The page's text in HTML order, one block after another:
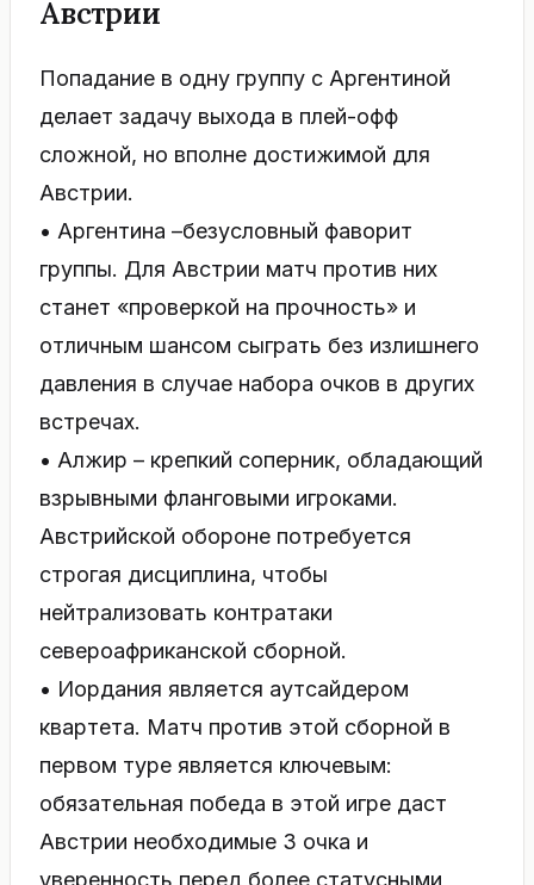
Австрии
Попадание в одну группу с Аргентиной
делает задачу выхода в плей-офф
сложной, но вполне достижимой для
Австрии.
• Аргентина –безусловный фаворит
группы. Для Австрии матч против них
станет «проверкой на прочность» и
отличным шансом сыграть без излишнего
давления в случае набора очков в других
встречах.
• Алжир – крепкий соперник, обладающий
взрывными фланговыми игроками.
Австрийской обороне потребуется
строгая дисциплина, чтобы
нейтрализовать контратаки
североафриканской сборной.
• Иордания является аутсайдером
квартета. Матч против этой сборной в
первом туре является ключевым:
обязательная победа в этой игре даст
Австрии необходимые 3 очка и
уверенность перед более статусными